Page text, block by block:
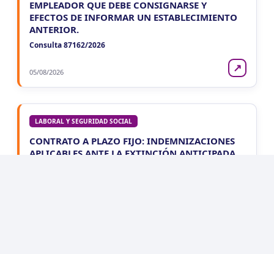
EMPLEADOR QUE DEBE CONSIGNARSE Y
EFECTOS DE INFORMAR UN ESTABLECIMIENTO
ANTERIOR.
Consulta 87162/2026
05/08/2026 ↗
LABORAL Y SEGURIDAD SOCIAL
CONTRATO A PLAZO FIJO: INDEMNIZACIONES
APLICABLES ANTE LA EXTINCIÓN ANTICIPADA